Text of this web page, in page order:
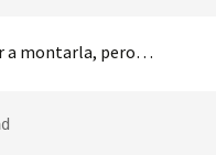
a montarla, pero…